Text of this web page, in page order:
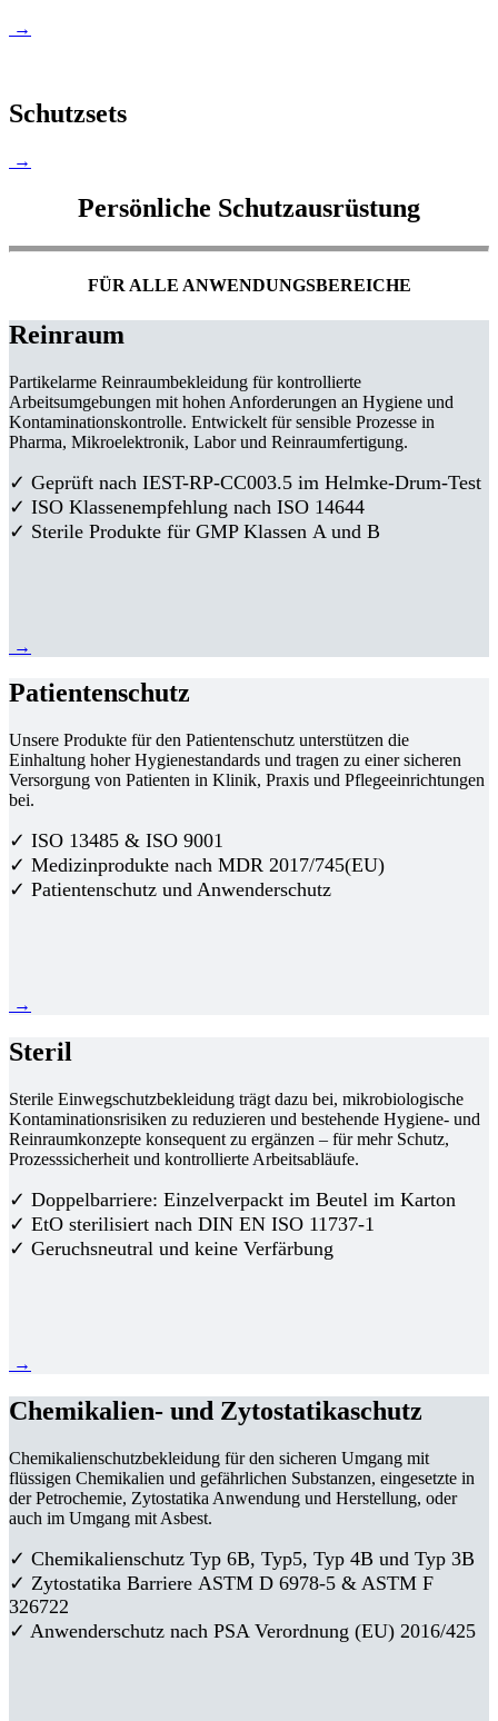
→
Schutzsets
→
Persönliche Schutzausrüstung
FÜR ALLE ANWENDUNGSBEREICHE
Reinraum
Partikelarme Reinraumbekleidung für kontrollierte
Arbeitsumgebungen mit hohen Anforderungen an Hygiene und
Kontaminationskontrolle. Entwickelt für sensible Prozesse in
Pharma, Mikroelektronik, Labor und Reinraumfertigung.
✓ Geprüft nach IEST-RP-CC003.5 im Helmke-Drum-Test
✓ ISO Klassenempfehlung nach ISO 14644
✓ Sterile Produkte für GMP Klassen A und B
→
Patientenschutz
Unsere Produkte für den Patientenschutz unterstützen die
Einhaltung hoher Hygienestandards und tragen zu einer sicheren
Versorgung von Patienten in Klinik, Praxis und Pflegeeinrichtungen
bei.
✓ ISO 13485 & ISO 9001
✓ Medizinprodukte nach MDR 2017/745(EU)
✓ Patientenschutz und Anwenderschutz
→
Steril
Sterile Einwegschutzbekleidung trägt dazu bei, mikrobiologische
Kontaminationsrisiken zu reduzieren und bestehende Hygiene- und
Reinraumkonzepte konsequent zu ergänzen – für mehr Schutz,
Prozesssicherheit und kontrollierte Arbeitsabläufe.
✓ Doppelbarriere: Einzelverpackt im Beutel im Karton
✓ EtO sterilisiert nach DIN EN ISO 11737-1
✓ Geruchsneutral und keine Verfärbung
→
Chemikalien- und Zytostatikaschutz
Chemikalienschutzbekleidung für den sicheren Umgang mit
flüssigen Chemikalien und gefährlichen Substanzen, eingesetzte in
der Petrochemie, Zytostatika Anwendung und Herstellung, oder
auch im Umgang mit Asbest.
✓ Chemikalienschutz Typ 6B, Typ5, Typ 4B und Typ 3B
✓ Zytostatika Barriere ASTM D 6978-5 & ASTM F
326722
✓ Anwenderschutz nach PSA Verordnung (EU) 2016/425